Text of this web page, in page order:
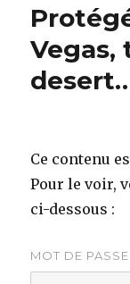
Ce contenu
Pour le voir,
ci-dessous :
MOT DE PASSE